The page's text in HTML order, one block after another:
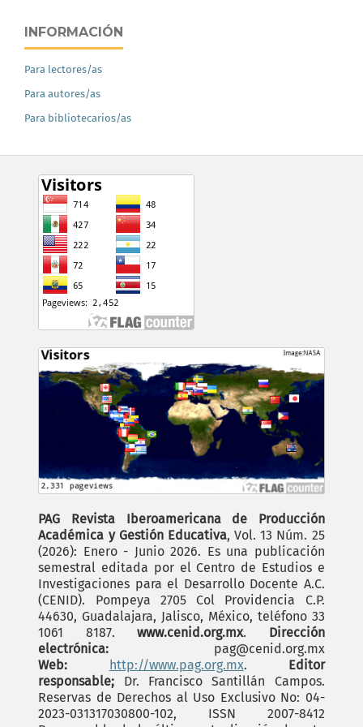
INFORMACIÓN
Para lectores/as
Para autores/as
Para bibliotecarios/as
PAG Revista Iberoamericana de Producción
Académica y Gestión Educativa, Vol. 13 Núm. 25
(2026): Enero - Junio 2026. Es una publicación
semestral editada por el Centro de Estudios e
Investigaciones para el Desarrollo Docente A.C.
(CENID). Pompeya 2705 Col Providencia C.P.
44630, Guadalajara, Jalisco, México, teléfono 33
1061 8187.www.cenid.org.mx. Dirección
electrónica: pag@cenid.org.mx
Web:
http://www.pag.org.mx.
Editor
responsable; Dr. Francisco Santillán Campos.
Reservas de Derechos al Uso Exclusivo No: 04-
2023-031317030800-102, ISSN 2007-8412